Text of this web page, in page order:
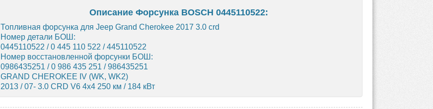
Описание Форсунка BOSCH 0445110522:
Топливная форсунка для Jeep Grand Cherokee 2017 3.0 crd
Номер детали БОШ:
0445110522 / 0 445 110 522 / 445110522
Номер восстановленной форсунки БОШ:
0986435251 / 0 986 435 251 / 986435251
GRAND CHEROKEE IV (WK, WK2)
2013 / 07- 3.0 CRD V6 4x4 250 км / 184 кВт